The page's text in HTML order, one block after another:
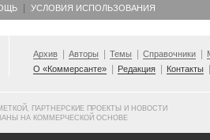
УСЛОВИЯ ИСПОЛЬЗОВАНИЯ
Архив Авторы Темы Справочники
О «Коммерсанте»
Редакция Контакты
ПАРТНЕРСКИЕ ПРОЕКТЫ И НОВОСТИ
НА КОММЕРЧЕСКОЙ ОСНОВЕ